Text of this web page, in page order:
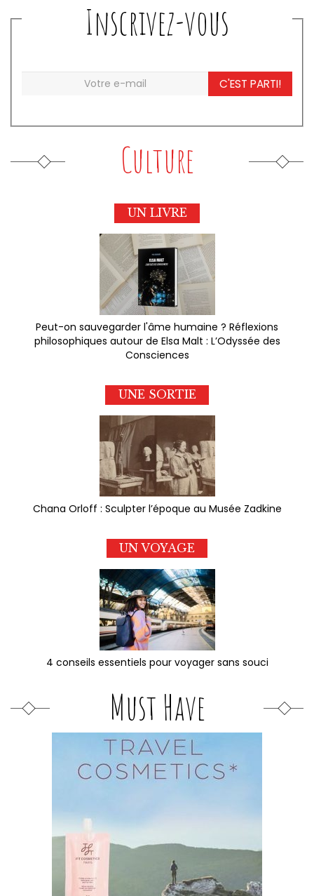
Inscrivez-vous
C'EST PARTI!
Culture
UN LIVRE
Peut-on sauvegarder l'âme humaine ? Réflexions
philosophiques autour de Elsa Malt : L’Odyssée des
Consciences
UNE SORTIE
Chana Orloff : Sculpter l’époque au Musée Zadkine
UN VOYAGE
4 conseils essentiels pour voyager sans souci
Must Have